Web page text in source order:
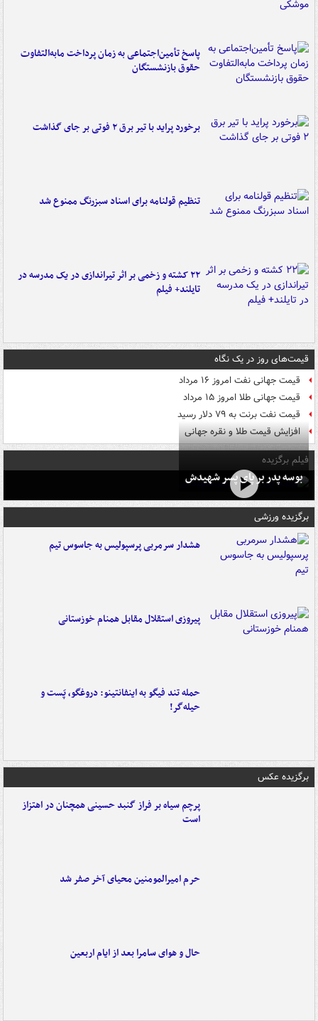
پاسخ تأمین‌اجتماعی به زمان پرداخت مابه‌التفاوت
حقوق بازنشستگان
برخورد پراید با تیر برق ۲ فوتی بر جای گذاشت
تنظیم قولنامه برای اسناد سبزرنگ ممنوع شد
۲۲ کشته و زخمی بر اثر تیراندازی در یک مدرسه در
تایلند+ فیلم
قیمت‌های روز در یک نگاه
قیمت جهانی نفت امروز ۱۶ مرداد
قیمت جهانی طلا امروز ۱۵ مرداد
قیمت نفت برنت به ۷۹ دلار رسید
افزایش قیمت طلا و نقره جهانی
فیلم برگزیده
بوسه‌ پدر بر پای پسر شهیدش
برگزیده ورزشی
هشدار سرمربی پرسپولیس به جاسوس تیم
پیروزی استقلال مقابل همنام خوزستانی
حمله تند فیگو به اینفانتینو: دروغگو، پَست‌ و
حیله‌گر!
برگزیده عکس
پرچم سیاه بر فراز گنبد حسینی همچنان در اهتزاز
است
حرم امیرالمومنین محیای آخر صفر شد
حال و هوای سامرا بعد از ایام اربعین